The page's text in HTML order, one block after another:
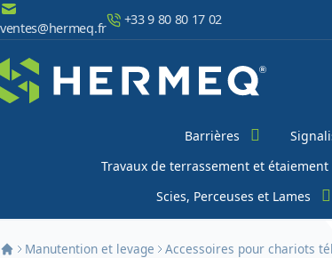
Aller au contenu
ventes@hermeq.fr
+33 9 80 80 17 02
Barrières
Travaux de terrassement et étaiement
Scies, Perceuses et Lames
Manutention et levage Accessoires pour chariots